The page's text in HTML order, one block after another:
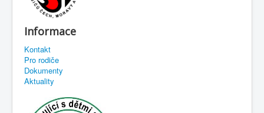
Informace
Kontakt
Pro rodiče
Dokumenty
Aktuality